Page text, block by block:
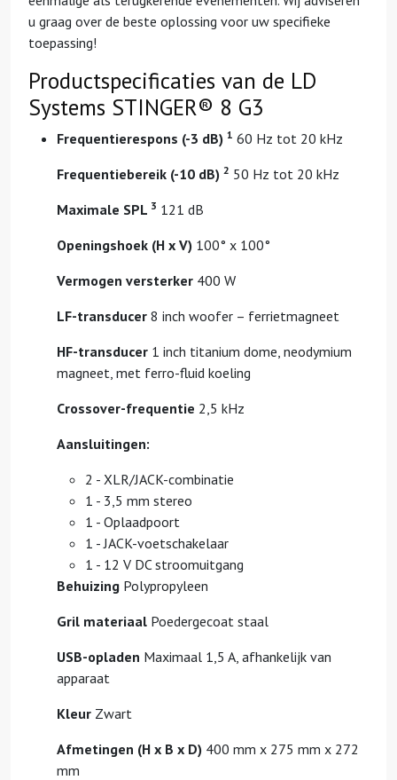
u graag over de beste oplossing voor uw specifieke
toepassing!
Productspecificaties van de LD
Systems STINGER® 8 G3
Frequentierespons (-3 dB) 1 60 Hz tot 20 kHz
Frequentiebereik (-10 dB) 2 50 Hz tot 20 kHz
Maximale SPL 3 121 dB
Openingshoek (H x V) 100° x 100°
Vermogen versterker 400 W
LF-transducer 8 inch woofer – ferrietmagneet
HF-transducer 1 inch titanium dome, neodymium
magneet, met ferro-fluid koeling
Crossover-frequentie 2,5 kHz
Aansluitingen:
2 - XLR/JACK-combinatie
1 - 3,5 mm stereo
1 - Oplaadpoort
1 - JACK-voetschakelaar
1 - 12 V DC stroomuitgang
Behuizing Polypropyleen
Gril materiaal Poedergecoat staal
USB-opladen Maximaal 1,5 A, afhankelijk van
apparaat
Kleur Zwart
Afmetingen (H x B x D) 400 mm x 275 mm x 272
mm